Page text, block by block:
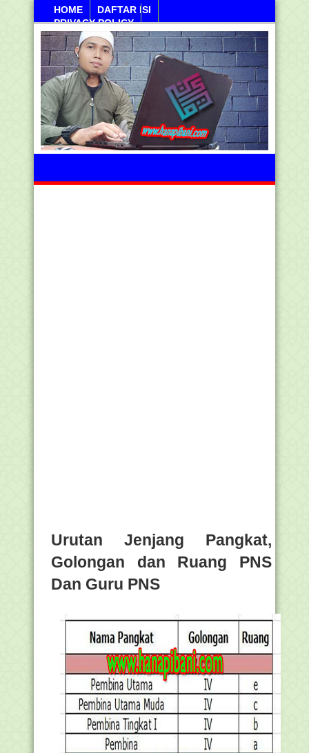
HOME
DAFTAR ISI
PRIVACY POLICY
Sabtu, 08 Agustus 2026
Urutan Jenjang Pangkat,
Golongan dan Ruang PNS
Dan Guru PNS